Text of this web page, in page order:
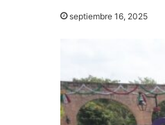
septiembre 16, 2025